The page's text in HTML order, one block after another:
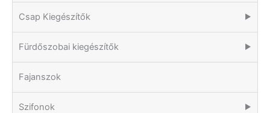
Csap Kiegészítők ▶
Fürdőszobai kiegészítők ▶
Fajanszok
Szifonok ▶